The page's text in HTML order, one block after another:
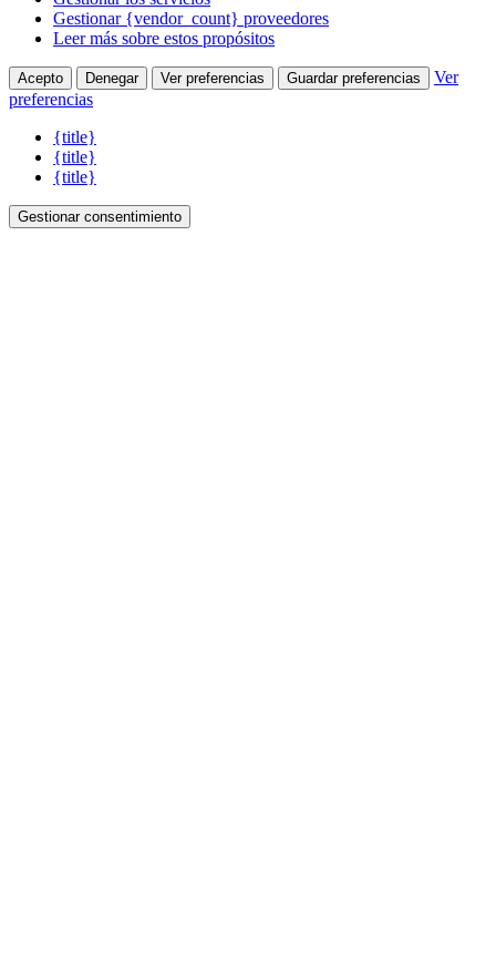
Gestionar {vendor_count} proveedores
Leer más sobre estos propósitos
Acepto Denegar Ver preferencias Guardar preferencias
Ver
preferencias
{title}
{title}
{title}
Gestionar consentimiento